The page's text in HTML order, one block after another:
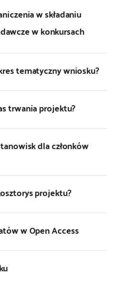
w składaniu
w konkursach
tematyczny wniosku?
trwania projektu?
dla członków
projektu?
w Open Access